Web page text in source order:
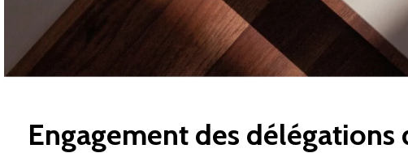
Engagement des délégations